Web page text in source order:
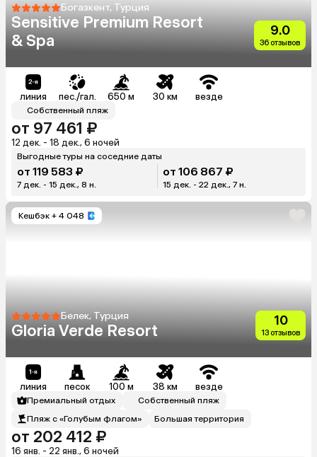
Богазкент, Турция
Sensitive Premium Resort
& Spa
9.0
36 отзывов
линия пес./гал. 650 м 30 км везде
Собственный пляж
от 97 461 ₽
12 дек. - 18 дек., 6 ночей
Выгодные туры на соседние даты
от 119 583 ₽
7 дек. - 15 дек., 8 н.
от 106 867 ₽
15 дек. - 22 дек., 7 н.
Кешбэк + 4 048
Белек, Турция
Gloria Verde Resort
10
13 отзывов
линия песок 100 м 38 км везде
Премиальный отдых
Собственный пляж
Пляж с «Голубым флагом»
Большая территория
от 202 412 ₽
16 янв. - 22 янв., 6 ночей